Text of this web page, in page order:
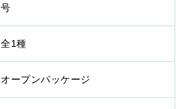
号
全1種
オープンパッケージ